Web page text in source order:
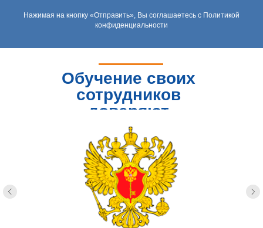
Нажимая на кнопку «Отправить», Вы соглашаетесь с Политикой
конфиденциальности
Обучение своих
сотрудников
доверяют